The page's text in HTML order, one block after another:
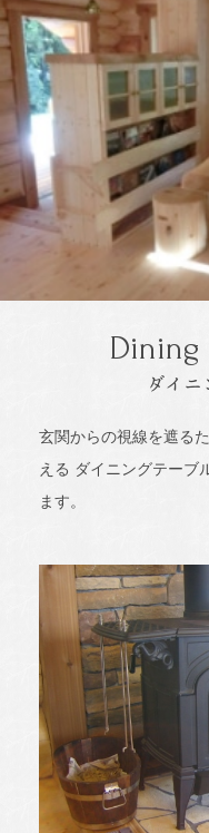
ダイ
玄関からの視線を遮る
える ダイニングテーブ
ます。